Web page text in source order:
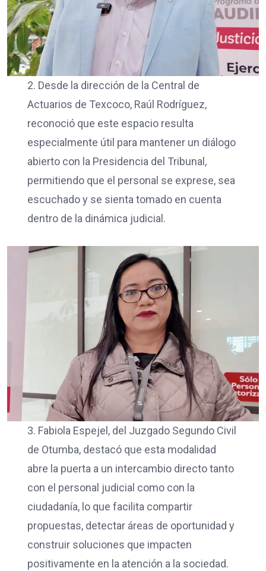
2. Desde la dirección de la Central de
Actuarios de Texcoco, Raúl Rodríguez,
reconoció que este espacio resulta
especialmente útil para mantener un diálogo
abierto con la Presidencia del Tribunal,
permitiendo que el personal se exprese, sea
escuchado y se sienta tomado en cuenta
dentro de la dinámica judicial.
3. Fabiola Espejel, del Juzgado Segundo Civil
de Otumba, destacó que esta modalidad
abre la puerta a un intercambio directo tanto
con el personal judicial como con la
ciudadanía, lo que facilita compartir
propuestas, detectar áreas de oportunidad y
construir soluciones que impacten
positivamente en la atención a la sociedad.